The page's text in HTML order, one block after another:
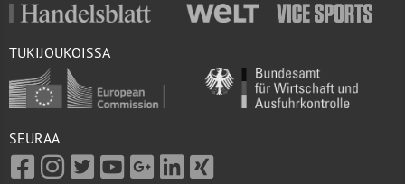
TUKIJOUKOISSA
SEURAA